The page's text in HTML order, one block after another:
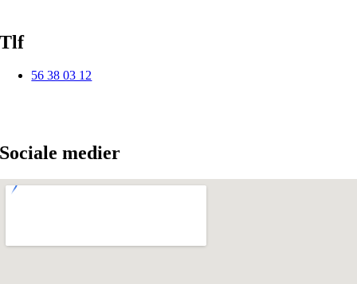
Tlf
56 38 03 12
Sociale medier